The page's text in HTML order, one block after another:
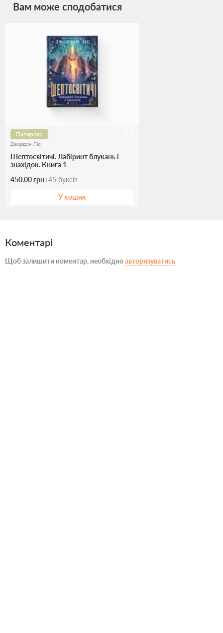
Вам може сподобатися
Паперова
Джордан Ліс
Шептосвітичі. Лабіринт блукань і
знахідок. Книга 1
450.00 грн+45 буксів
У кошик
Коментарі
Щоб залишити коментар, необхідноавторизуватись